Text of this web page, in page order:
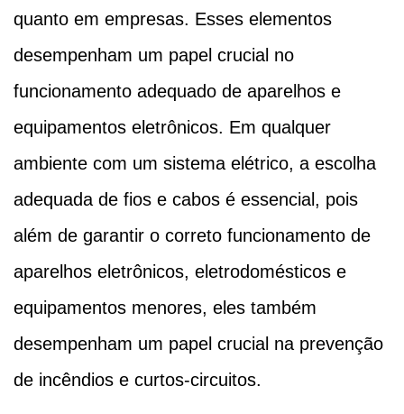
quanto em empresas. Esses elementos
desempenham um papel crucial no
funcionamento adequado de aparelhos e
equipamentos eletrônicos. Em qualquer
ambiente com um sistema elétrico, a escolha
adequada de fios e cabos é essencial, pois
além de garantir o correto funcionamento de
aparelhos eletrônicos, eletrodomésticos e
equipamentos menores, eles também
desempenham um papel crucial na prevenção
de incêndios e curtos-circuitos.